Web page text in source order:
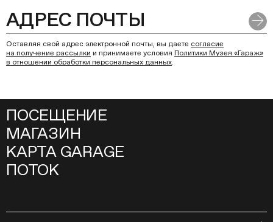
Оставляя свой адрес электронной почты, вы даете согласие
на получение рассылки и принимаете условия Политики Музея «Гараж»
в отношении обработки персональных данных.
ПОСЕЩЕНИЕ
МАГАЗИН
КАРТА GARAGE
ПОТОК